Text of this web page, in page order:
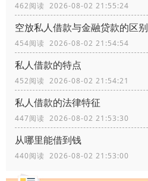
462阅读 2026-08-02 21:55:24
空放私人借款与金融贷款的区别
454阅读 2026-08-02 21:54:54
私人借款的特点
452阅读 2026-08-02 21:54:21
私人借款的法律特征
447阅读 2026-08-02 21:53:30
从哪里能借到钱
440阅读 2026-08-02 21:53:00